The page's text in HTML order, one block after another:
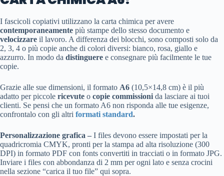
I fascicoli copiativi utilizzano la carta chimica per avere
contemporaneamente più stampe dello stesso documento e
velocizzare il lavoro. A differenza dei blocchi, sono composti solo da
2, 3, 4 o più copie anche di colori diversi: bianco, rosa, giallo e
azzurro. In modo da distinguere e consegnare più facilmente le tue
copie.
Grazie alle sue dimensioni, il formato A6 (10,5×14,8 cm) è il più
adatto per piccole ricevute o copie commissioni da lasciare ai tuoi
clienti. Se pensi che un formato A6 non risponda alle tue esigenze,
confrontalo con gli altri formati standard.
Personalizzazione grafica – I files devono essere impostati per la
quadricromia CMYK, pronti per la stampa ad alta risoluzione (300
DPI) in formato PDF con fonts convertiti in tracciati o in formato JPG.
Inviare i files con abbondanza di 2 mm per ogni lato e senza crocini
nella sezione “carica il tuo file” qui sopra.